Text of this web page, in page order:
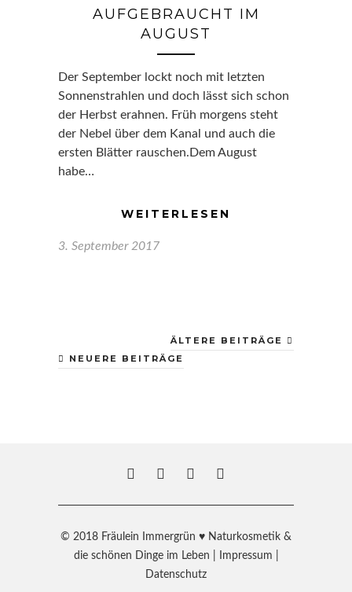
AUFGEBRAUCHT IM
AUGUST
Der September lockt noch mit letzten
Sonnenstrahlen und doch lässt sich schon
der Herbst erahnen. Früh morgens steht
der Nebel über dem Kanal und auch die
ersten Blätter rauschen.Dem August
habe…
WEITERLESEN
3. September 2017
ÄLTERE BEITRÄGE
NEUERE BEITRÄGE
© 2018 Fräulein Immergrün ♥ Naturkosmetik &
die schönen Dinge im Leben |
Impressum
Datenschutz